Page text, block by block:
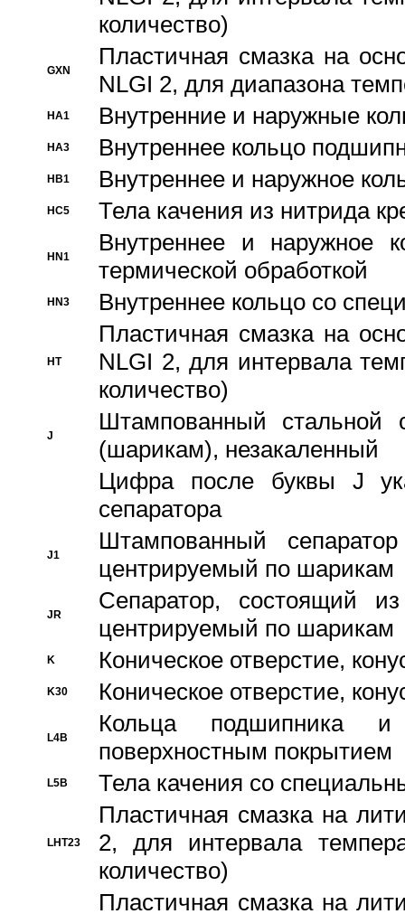
количество)
GXN
Пластичная смазка на
NLGI 2, для диапазона
HA1 Внутренние и наружные
HA3 Bнутреннее кольцо
HB1 Bнутреннее и наружное
HC5 Тела качения из нитрида
HN1
Bнутреннее и наружное
термической обработкой
HN3 Внутреннее кольцо со
HT
Пластичная смазка на
NLGI 2, для интервала
количество)
J
Штампованный стальной
(шарикам), незакаленный
Цифра после буквы J
сепаратора
J1
Штампованный
центрируемый по шарикам
JR
Сепаратор, состоящий
центрируемый по шарикам
K Коническое отверстие,
K30 Коническое отверстие,
L4B
Кольца подшипника
поверхностным покрытием
L5B Тела качения со
LHT23
Пластичная смазка на
2, для интервала
количество)
Пластичная смазка на